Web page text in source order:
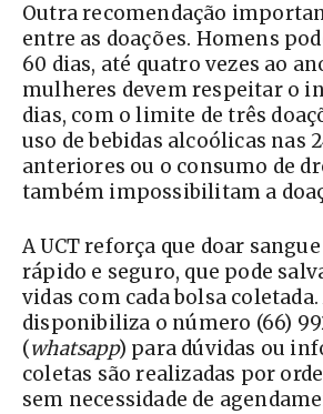
Outra recomendação
entre as doações. Homens
60 dias, até quatro vezes ao
mulheres devem respeitar o
dias, com o limite de três
uso de bebidas alcoólicas nas
anteriores ou o consumo de
também impossibilitam a
A UCT reforça que doar
rápido e seguro, que pode
vidas com cada bolsa coletada.
disponibiliza o número (66)
(whatsapp) para dúvidas ou
coletas são realizadas por
sem necessidade de